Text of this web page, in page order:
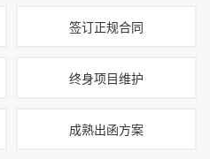
签订正规合同
终身项目维护
成熟出函方案